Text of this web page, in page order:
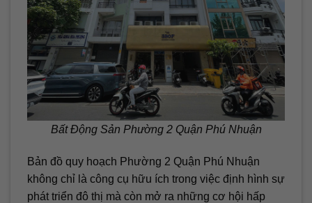
Bất Động Sản Phường 2 Quận Phú Nhuận
Bản đồ quy hoạch Phường 2 Quận Phú Nhuận
không chỉ là công cụ hữu ích trong việc định hình sự
phát triển đô thị mà còn mở ra những cơ hội hấp